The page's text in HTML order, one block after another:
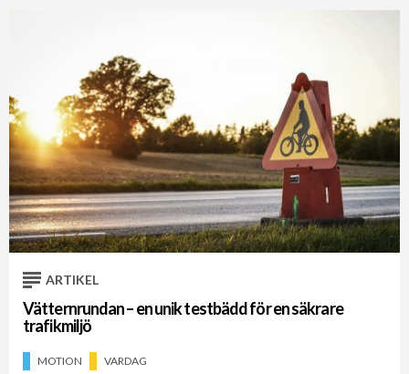
ARTIKEL
Vätternrundan – en unik testbädd för en säkrare
trafikmiljö
MOTION VARDAG